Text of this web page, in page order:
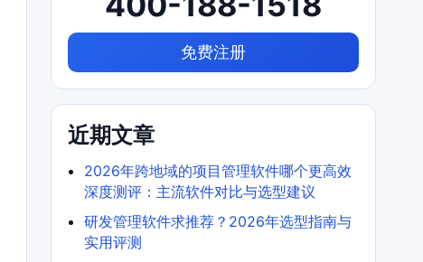
免费注册
近期文章
2026年跨地域的项目管理软件哪个更高效
深度测评：主流软件对比与选型建议
研发管理软件求推荐？2026年选型指南与
实用评测